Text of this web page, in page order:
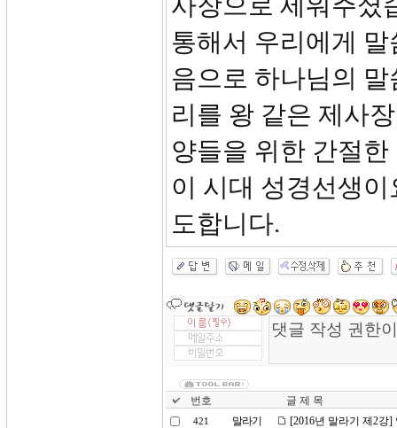
통해서 우리에게
음으로 하나님의
리를 왕 같은 제사
양들을 위한 간절
이 시대 성경선생
도합니다.
번호 글 제 목
421 말라기 [2016년 말라기 제2강]